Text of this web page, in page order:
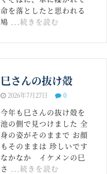
命を落としたと思われる
鳩
...続きを読む
巳さんの抜け殻
2026年7月27日 0
今年も巳さんの抜け殻を
池の側で見つけました 全
身の姿がそのままで お顔
もそのままは 珍しいです
なかなか イケメンの巳
さ
...続きを読む